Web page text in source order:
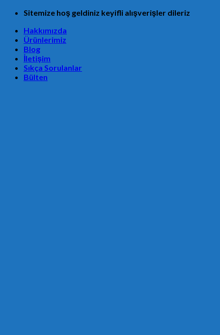
Skip
content
Sitemize hoş geldiniz keyifli alışverişler dileriz
Hakkımızda
Ürünlerimiz
Blog
İletişim
Sıkça Sorulanlar
Bülten